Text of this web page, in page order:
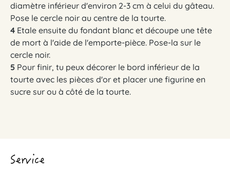
diamètre inférieur d'environ 2-3 cm à celui du gâteau.
Pose le cercle noir au centre de la tourte.
4 Etale ensuite du fondant blanc et découpe une tête
de mort à l'aide de l'emporte-pièce. Pose-la sur le
cercle noir.
5 Pour finir, tu peux décorer le bord inférieur de la
tourte avec les pièces d'or et placer une figurine en
sucre sur ou à côté de la tourte.
Service